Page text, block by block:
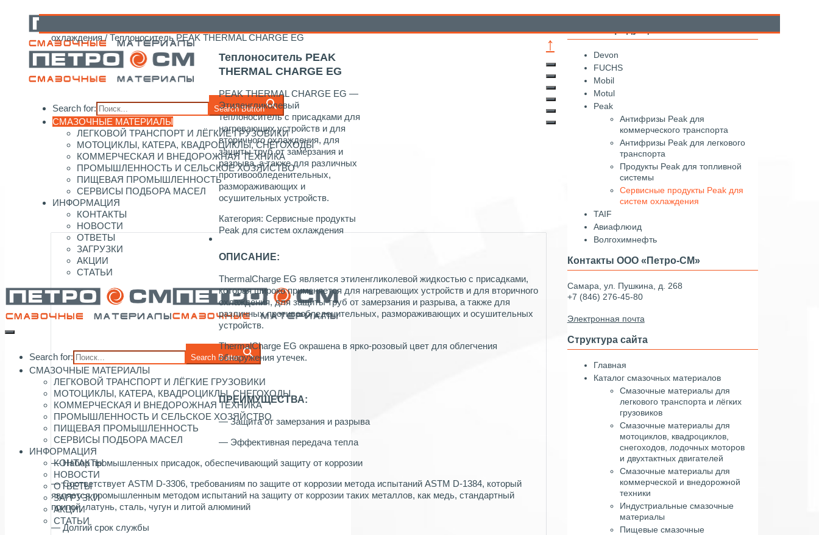
Search for: Search Button
СМАЗОЧНЫЕ МАТЕРИАЛЫ
ЛЕГКОВОЙ ТРАНСПОРТ И ЛЁГКИЕ ГРУЗОВИКИ
МОТОЦИКЛЫ, КАТЕРА, КВАДРОЦИКЛЫ, СНЕГОХОДЫ
КОММЕРЧЕСКАЯ И ВНЕДОРОЖНАЯ ТЕХНИКА
ПРОМЫШЛЕННОСТЬ И СЕЛЬСКОЕ ХОЗЯЙСТВО
ПИЩЕВАЯ ПРОМЫШЛЕННОСТЬ
СЕРВИСЫ ПОДБОРА МАСЕЛ
ИНФОРМАЦИЯ
КОНТАКТЫ
НОВОСТИ
ОТВЕТЫ
ЗАГРУЗКИ
АКЦИИ
СТАТЬИ
Search for: Search Button
СМАЗОЧНЫЕ МАТЕРИАЛЫ
ЛЕГКОВОЙ ТРАНСПОРТ И ЛЁГКИЕ ГРУЗОВИКИ
МОТОЦИКЛЫ, КАТЕРА, КВАДРОЦИКЛЫ, СНЕГОХОДЫ
КОММЕРЧЕСКАЯ И ВНЕДОРОЖНАЯ ТЕХНИКА
ПРОМЫШЛЕННОСТЬ И СЕЛЬСКОЕ ХОЗЯЙСТВО
ПИЩЕВАЯ ПРОМЫШЛЕННОСТЬ
СЕРВИСЫ ПОДБОРА МАСЕЛ
ИНФОРМАЦИЯ
КОНТАКТЫ
НОВОСТИ
ОТВЕТЫ
ЗАГРУЗКИ
АКЦИИ
СТАТЬИ
охлаждения/ Теплоноситель PEAK THERMAL CHARGE EG
Теплоноситель PEAK
THERMAL CHARGE EG
PEAK THERMAL CHARGE EG —
Этиленгликолевый
теплоноситель с присадками для
нагревающих устройств и для
вторичного охлаждения, для
защиты труб от замерзания и
разрыва, а также для различных
противообледенительных,
размораживающих и
осушительных устройств.
Категория:Сервисные продукты
Peak для систем охлаждения
ОПИСАНИЕ:
ThermalCharge EG является этиленгликолевой жидкостью с присадками,
которая широко применяется для нагревающих устройств и для вторичного
охлаждения, для защиты труб от замерзания и разрыва, а также для
различных противообледенительных, размораживающих и осушительных
устройств.
ThermalCharge EG окрашена в ярко-розовый цвет для облегчения
обнаружения утечек.
ПРЕИМУЩЕСТВА:
— Защита от замерзания и разрыва
— Эффективная передача тепла
— Набор промышленных присадок, обеспечивающий защиту от коррозии
— Соответствует ASTM D-3306, требованиям по защите от коррозии метода испытаний ASTM D-1384, который
является промышленным методом испытаний на защиту от коррозии таких металлов, как медь, стандартный
припой, латунь, сталь, чугун и литой алюминий
— Долгий срок службы
Каталог продукции
Devon
FUCHS
Mobil
Motul
Peak
Антифризы Peak для
коммерческого транспорта
Антифризы Peak для легкового
транспорта
Продукты Peak для топливной
системы
Сервисные продукты Peak для
систем охлаждения
TAIF
Авиафлюид
Волгохимнефть
Контакты ООО «Петро-СМ»
Самара, ул. Пушкина, д. 268
+7 (846) 276-45-80
Электронная почта
Структура сайта
Главная
Каталог смазочных материалов
Смазочные материалы для
легкового транспорта и лёгких
грузовиков
Смазочные материалы для
мотоциклов, квадроциклов,
снегоходов, лодочных моторов
и двухтактных двигателей
Смазочные материалы для
коммерческой и внедорожной
техники
Индустриальные смазочные
материалы
Пищевые смазочные
↑